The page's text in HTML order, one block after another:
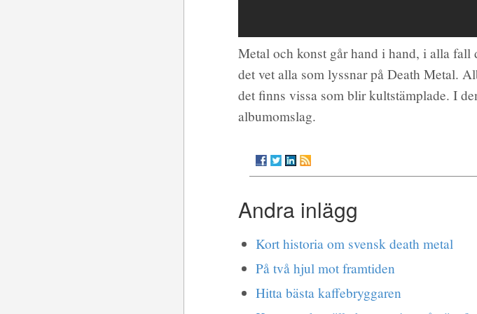
Metal och konst går hand i hand, i alla fall
det vet alla som lyssnar på Death Metal.
det finns vissa som blir kultstämplade. I
albumomslag.
Andra inlägg
Kort historia om svensk death metal
På två hjul mot framtiden
Hitta bästa kaffebryggaren